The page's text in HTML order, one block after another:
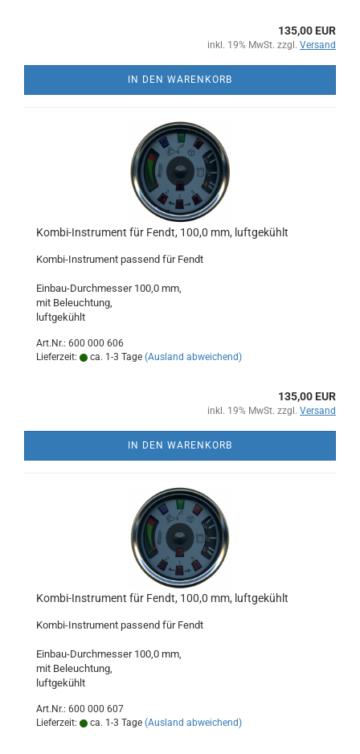
135,00 EUR
inkl. 19% MwSt. zzgl. Versand
IN DEN WARENKORB
Kombi-Instrument für Fendt, 100,0 mm, luftgekühlt
Kombi-Instrument passend für Fendt
Einbau-Durchmesser 100,0 mm,
mit Beleuchtung,
luftgekühlt
Art.Nr.: 600 000 606
Lieferzeit:
ca. 1-3 Tage (Ausland abweichend)
135,00 EUR
inkl. 19% MwSt. zzgl. Versand
IN DEN WARENKORB
Kombi-Instrument für Fendt, 100,0 mm, luftgekühlt
Kombi-Instrument passend für Fendt
Einbau-Durchmesser 100,0 mm,
mit Beleuchtung,
luftgekühlt
Art.Nr.: 600 000 607
Lieferzeit:
ca. 1-3 Tage (Ausland abweichend)